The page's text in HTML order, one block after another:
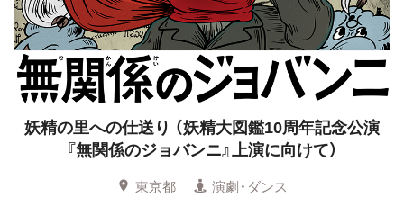
妖精の里への仕送り （妖精大図鑑10周年記念公演
『無関係のジョバンニ』上演に向けて）
東京都
演劇・ダンス